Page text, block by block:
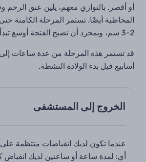
أو أقصر. بالتوازي معهم، يلين عنق الرحم
المخاطية أيضًا. تستمر المرحلة الكامنة
2-3 سم، وبمجرد أن تصبح الفتحة أوسع تبدأ الولادة النشطة.
قد تستمر هذه المرحلة من عدة ساعات
أسابيع قبل بدء الولادة النشطة.
الخروج إلى المستشفى
عندما تكون لديك انقباضات منتظمة